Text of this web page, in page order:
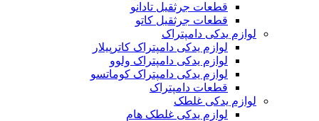
قطعات جرثقیل تادانو
قطعات جرثقیل کاتو
لوازم یدکی دامپتراک
لوازم یدکی دامپتراک کاترپیلار
لوازم یدکی دامپتراک ولوو
لوازم یدکی دامپتراک کوماتسو
قطعات دامپتراک
لوازم یدکی غلطک
لوازم یدکی غلطک هام